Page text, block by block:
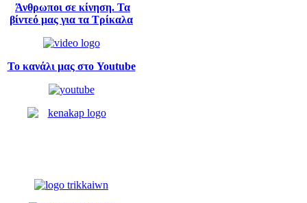
Άνθρωποι σε κίνηση. Τα
βίντεό μας για τα Τρίκαλα
Το κανάλι μας στο Youtube